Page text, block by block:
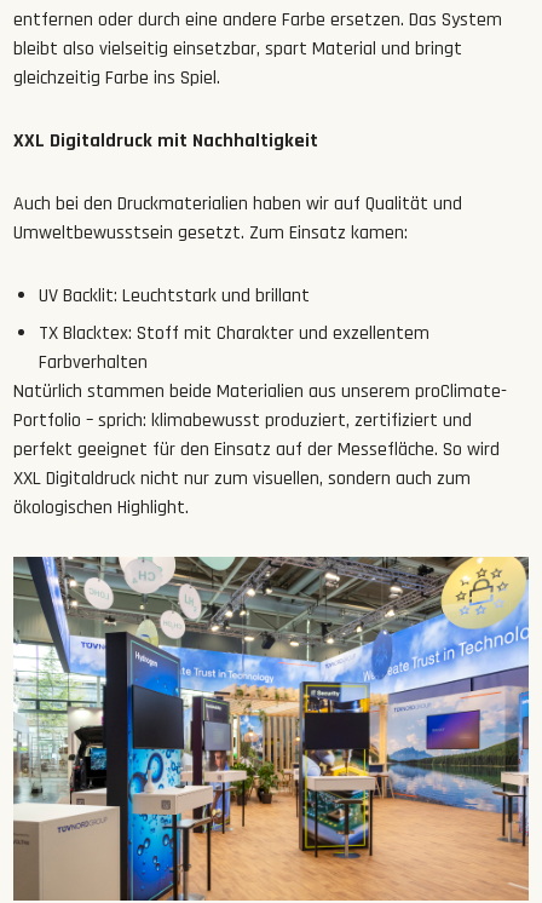
entfernen oder durch eine andere Farbe ersetzen. Das System
bleibt also vielseitig einsetzbar, spart Material und bringt
gleichzeitig Farbe ins Spiel.
XXL Digitaldruck mit Nachhaltigkeit
Auch bei den Druckmaterialien haben wir auf Qualität und
Umweltbewusstsein gesetzt. Zum Einsatz kamen:
UV Backlit: Leuchtstark und brillant
TX Blacktex: Stoff mit Charakter und exzellentem
Farbverhalten
Natürlich stammen beide Materialien aus unserem proClimate-
Portfolio – sprich: klimabewusst produziert, zertifiziert und
perfekt geeignet für den Einsatz auf der Messefläche. So wird
XXL Digitaldruck nicht nur zum visuellen, sondern auch zum
ökologischen Highlight.